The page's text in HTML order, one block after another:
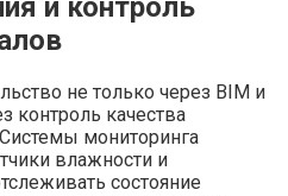
и контроль
не только через BIM и
контроль качества
мониторинга
влажности и
состояние